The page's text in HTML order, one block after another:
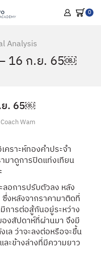
0
Analysis
16 ก.ย. 65￼
ย. 65￼
Coach Wam
ราะห์ทองคำประจำ
มาดูการปิดแท่งเทียน
ลอการปรับตัวลง หลัง
งหลังจากราคามาติดที่
การต่อสู้กันอยู่ระหว่าง
องสัปดาห์ที่ผ่านมา จึงมี
ล ว่าจะลงต่อหรือจะขึ้น
ละข้างล่างที่มีความยาว